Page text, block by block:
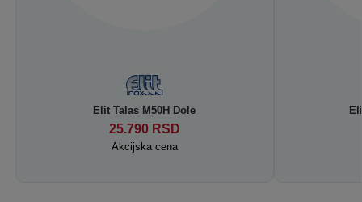
Elit Talas M50H Dole
25.790 RSD
Akcijska cena